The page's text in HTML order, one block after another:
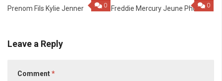
0
Prenom Fils Kylie Jenner 0
Freddie Mercury Jeune Photo
Leave a Reply
Comment*